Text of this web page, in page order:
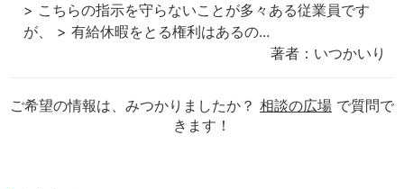
> こちらの指示を守らないことが多々ある従業員です
が、 > 有給休暇をとる権利はあるの...
著者：いつかいり
ご希望の情報は、みつかりましたか？ 相談の広場 で質問で
きます！